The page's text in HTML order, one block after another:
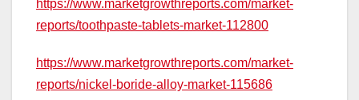
https://www.marketgrowthreports.com/market-
reports/toothpaste-tablets-market-112800
https://www.marketgrowthreports.com/market-
reports/nickel-boride-alloy-market-115686